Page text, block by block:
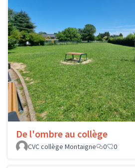
De l'ombre au collège
CVC collège Montaigne
0 0